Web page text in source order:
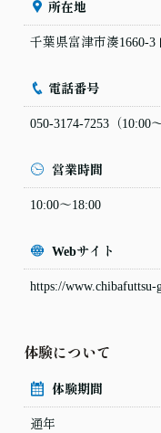
所在地
千葉県富津市湊1660-3
電話番号
050-3174-7253 （10:00
営業時間
10:00〜18:00
Webサイト
https://
体験について
体験期間
通年